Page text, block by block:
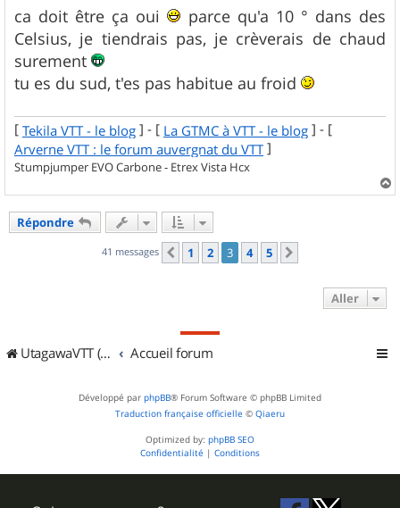
ca doit être ça oui
parce qu'a 10 ° dans des
Celsius, je tiendrais pas, je crèverais de chaud
surement
tu es du sud, t'es pas habitue au froid
[ Tekila VTT - le blog ] - [ La GTMC à VTT - le blog ] - [
Arverne VTT : le forum auvergnat du VTT ]
Stumpjumper EVO Carbone - Etrex Vista Hcx
a
Répondre
41 messages Précédent
1 2 3 4 5
Aller
UtagawaVTT (Randos VTT et VTTAE avec traces GPS) Accueil forum
Développé par phpBB® Forum Software © phpBB Limited
Traduction française officielle © Qiaeru
Optimized by: phpBB SEO
Confidentialité | Conditions